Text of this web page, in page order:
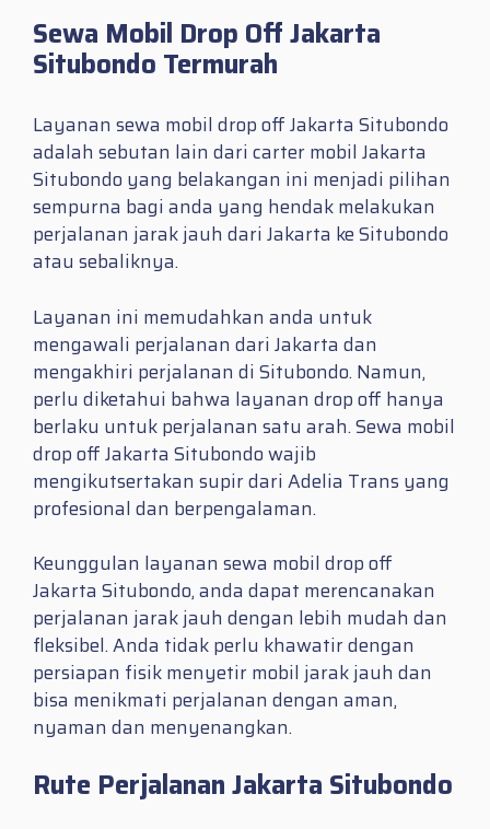
Sewa Mobil Drop Off Jakarta
Situbondo Termurah
Layanan sewa mobil drop off Jakarta Situbondo
adalah sebutan lain dari carter mobil Jakarta
Situbondo yang belakangan ini menjadi pilihan
sempurna bagi anda yang hendak melakukan
perjalanan jarak jauh dari Jakarta ke Situbondo
atau sebaliknya.
Layanan ini memudahkan anda untuk
mengawali perjalanan dari Jakarta dan
mengakhiri perjalanan di Situbondo. Namun,
perlu diketahui bahwa layanan drop off hanya
berlaku untuk perjalanan satu arah. Sewa mobil
drop off Jakarta Situbondo wajib
mengikutsertakan supir dari Adelia Trans yang
profesional dan berpengalaman.
Keunggulan layanan sewa mobil drop off
Jakarta Situbondo, anda dapat merencanakan
perjalanan jarak jauh dengan lebih mudah dan
fleksibel. Anda tidak perlu khawatir dengan
persiapan fisik menyetir mobil jarak jauh dan
bisa menikmati perjalanan dengan aman,
nyaman dan menyenangkan.
Rute Perjalanan Jakarta Situbondo